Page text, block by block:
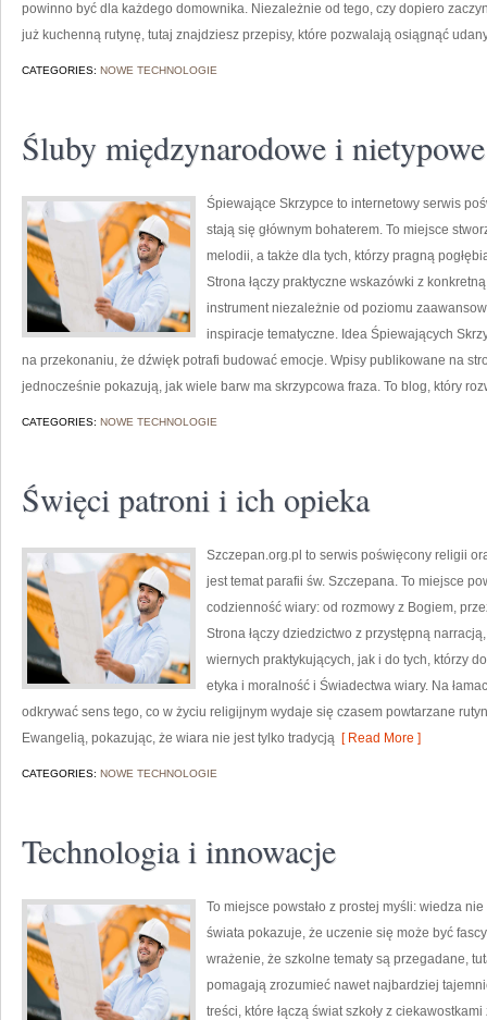
powinno być dla każdego domownika. Niezależnie od tego, czy dopiero
już kuchenną rutynę, tutaj znajdziesz przepisy, które pozwalają osiągnąć
CATEGORIES: NOWE TECHNOLOGIE
Śluby międzynarodowe i nietypowe
Śpiewające Skrzypce to internetowy serwis
stają się głównym bohaterem. To miejsce
melodii, a także dla tych, którzy pragną
Strona łączy praktyczne wskazówki z
instrument niezależnie od poziomu
inspiracje tematyczne. Idea Śpiewających
na przekonaniu, że dźwięk potrafi budować emocje. Wpisy publikowane na
jednocześnie pokazują, jak wiele barw ma skrzypcowa fraza. To blog, który
CATEGORIES: NOWE TECHNOLOGIE
Święci patroni i ich opieka
Szczepan.org.pl to serwis poświęcony religii
jest temat parafii św. Szczepana. To miejsce
codzienność wiary: od rozmowy z Bogiem,
Strona łączy dziedzictwo z przystępną
wiernych praktykujących, jak i do tych, którzy
etyka i moralność i Świadectwa wiary. Na
odkrywać sens tego, co w życiu religijnym wydaje się czasem powtarzane
Ewangelią, pokazując, że wiara nie jest tylko tradycją [ Read More ]
CATEGORIES: NOWE TECHNOLOGIE
Technologia i innowacje
To miejsce powstało z prostej myśli: wiedza
świata pokazuje, że uczenie się może być
wrażenie, że szkolne tematy są przegadane,
pomagają zrozumieć nawet najbardziej
treści, które łączą świat szkoły z